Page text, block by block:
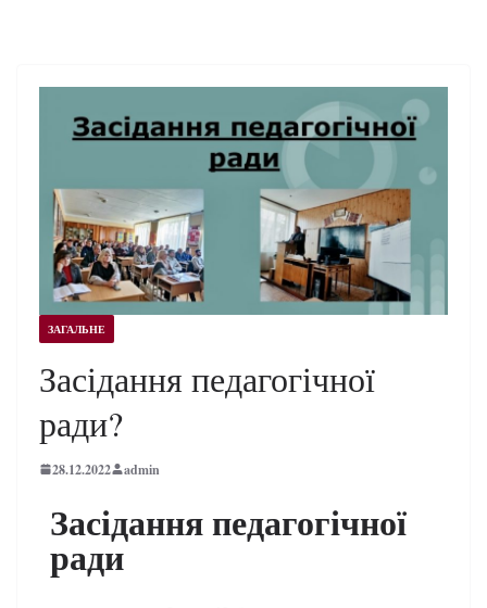
ЗАГАЛЬНЕ
Засідання педагогічної
ради?
28.12.2022 admin
Засідання педагогічної
ради